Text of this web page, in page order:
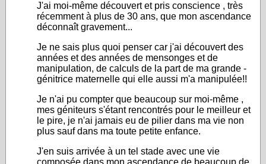
J'ai moi-même découvert et pris conscience , très
récemment à plus de 30 ans, que mon ascendance
déconnaît gravement...
Je ne sais plus quoi penser car j'ai découvert des
années et des années de mensonges et de
manipulation, de calculs de la part de ma grande -
génitrice maternelle qui elle aussi m'a manipulée!!
Je n'ai pu compter que beaucoup sur moi-même ,
mes géniteurs s'étant rencontrés pour le meilleur et
le pire, je n'ai jamais eu de pilier dans ma vie non
plus sauf dans ma toute petite enfance.
J'en suis arrivée à un tel stade avec une vie
composée dans mon ascendance de beaucoup de